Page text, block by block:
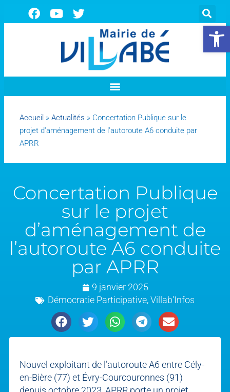
Ouvrir
Accueil » Actualités » Concertation Publique sur le
projet d’aménagement de l’autoroute A6 conduite par
APRR
Concertation Publique
sur le projet
d’aménagement de
l’autoroute A6 conduite
par APRR
9 janvier 2025
Démocratie Participative, Villab'Infos
Nouvel exploitant de l’autoroute A6 entre Cély-
en-Bière (77) et Évry-Courcouronnes (91)